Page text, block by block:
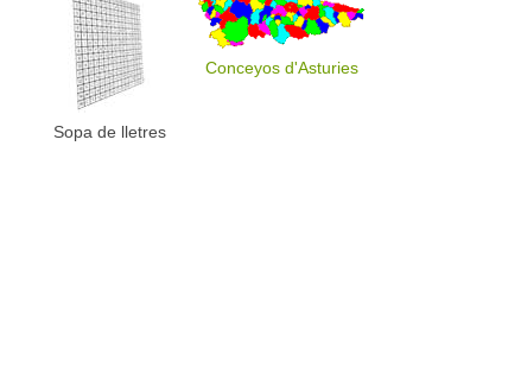
Sopa de lletres
Conceyos d'Asturies